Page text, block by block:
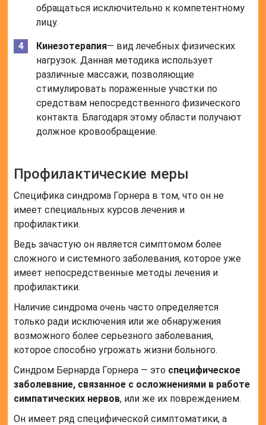
обращаться исключительно к компетентному
лицу.
Кинезотерапия— вид лечебных физических
нагрузок. Данная методика использует
различные массажи, позволяющие
стимулировать пораженные участки по
средствам непосредственного физического
контакта. Благодаря этому области получают
должное кровообращение.
Профилактические меры
Специфика синдрома Горнера в том, что он не
имеет специальных курсов лечения и
профилактики.
Ведь зачастую он является симптомом более
сложного и системного заболевания, которое уже
имеет непосредственные методы лечения и
профилактики.
Наличие синдрома очень часто определяется
только ради исключения или же обнаружения
возможного более серьезного заболевания,
которое способно угрожать жизни больного.
Синдром Бернарда Горнера — это специфическое
заболевание, связанное с осложнениями в работе
симпатических нервов, или же их повреждением.
Он имеет ряд специфической симптоматики, а